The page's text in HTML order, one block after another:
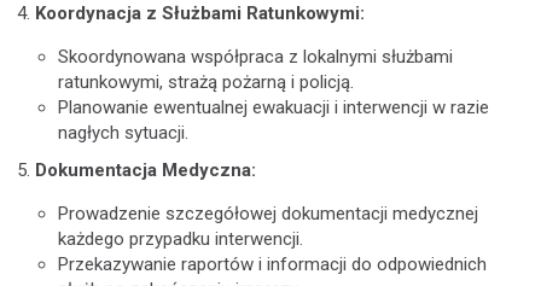
Koordynacja z Służbami Ratunkowymi:
Skoordynowana współpraca z lokalnymi służbami
ratunkowymi, strażą pożarną i policją.
Planowanie ewentualnej ewakuacji i interwencji w razie
nagłych sytuacji.
Dokumentacja Medyczna:
Prowadzenie szczegółowej dokumentacji medycznej
każdego przypadku interwencji.
Przekazywanie raportów i informacji do odpowiednich